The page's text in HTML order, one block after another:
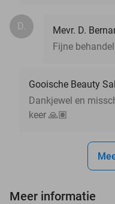
D.
Mevr. D.
Fijne
Gooische Beauty
Dankjewel en
keer 🙏🏽
Meer informatie